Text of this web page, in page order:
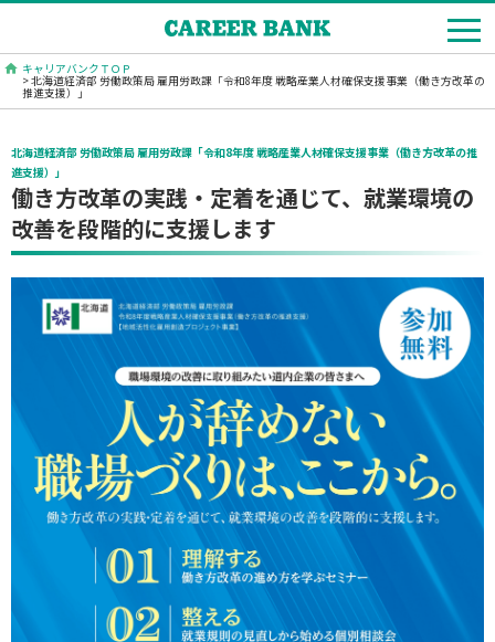
キャリアバンクＴＯＰ
> 北海道経済部 労働政策局 雇用労政課「令和8年度 戦略産業人材確保支援事業（働き方改革の
推進支援）」
北海道経済部 労働政策局 雇用労政課「令和8年度 戦略産業人材確保支援事業（働き方改革の推
進支援）」
働き方改革の実践・定着を通じて、就業環境の
改善を段階的に支援します